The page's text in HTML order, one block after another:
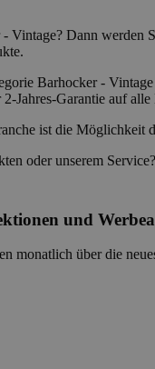
Vintage? Dann
Barhocker -
Jahres-Garantie auf
ist die Möglichkeit
oder unserem
und
monatlich über die